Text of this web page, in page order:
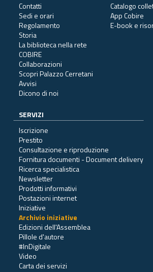
Contatti
Sedi e orari
Regolamento
Storia
La biblioteca nella rete
COBIRE
Collaborazioni
Scopri Palazzo Cerretani
Avvisi
Dicono di noi
Catalogo
App Cobire
E-book e
SERVIZI
Iscrizione
Prestito
Consultazione e riproduzione
Fornitura documenti - Document delivery
Ricerca specialistica
Newsletter
Prodotti informativi
Postazioni internet
Iniziative
Archivio iniziative
Edizioni dell'Assemblea
Pillole d'autore
#InDigitale
Video
Carta dei servizi